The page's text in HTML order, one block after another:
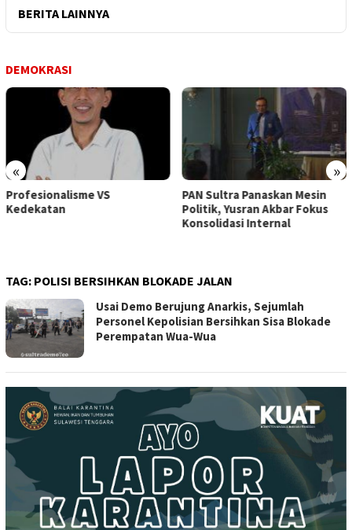
BERITA LAINNYA
DEMOKRASI
« »
PAN Sultra Panaskan Mesin
Politik, Yusran Akbar Fokus
Buntut Pemberitaan Majalah
Tempo, Ratusan Kader
NasDem Sultra Datangi
TAG: POLISI BERSIHKAN BLOKADE JALAN
Usai Demo Berujung Anarkis, Sejumlah
Personel Kepolisian Bersihkan Sisa Blokade
Perempatan Wua-Wua